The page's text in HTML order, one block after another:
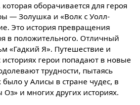
оборачивается для героя
— Золушка и «Волк с Уолл-
Это история превращения
в положительного. Отличный
«Гадкий Я». Путешествие и
герои попадают в новые
трудности, пытаясь
было у Алисы в стране чудес, в
и многих других историях.